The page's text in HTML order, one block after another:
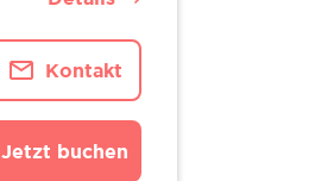
Kontakt
Jetzt buchen